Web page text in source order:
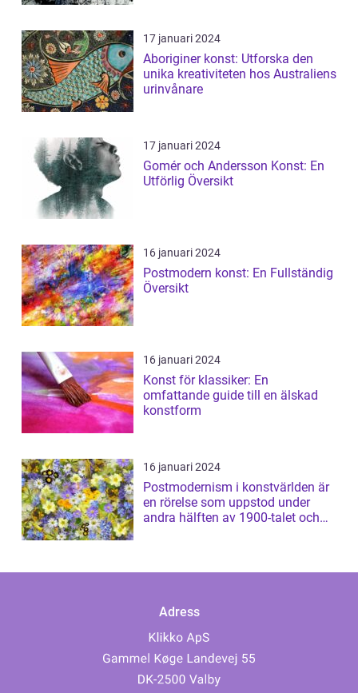
17 januari 2024
Aboriginer konst: Utforska den
unika kreativiteten hos Australiens
urinvånare
17 januari 2024
Gomér och Andersson Konst: En
Utförlig Översikt
16 januari 2024
Postmodern konst: En Fullständig
Översikt
16 januari 2024
Konst för klassiker: En
omfattande guide till en älskad
konstform
16 januari 2024
Postmodernism i konstvärlden är
en rörelse som uppstod under
andra hälften av 1900-talet och
Adress